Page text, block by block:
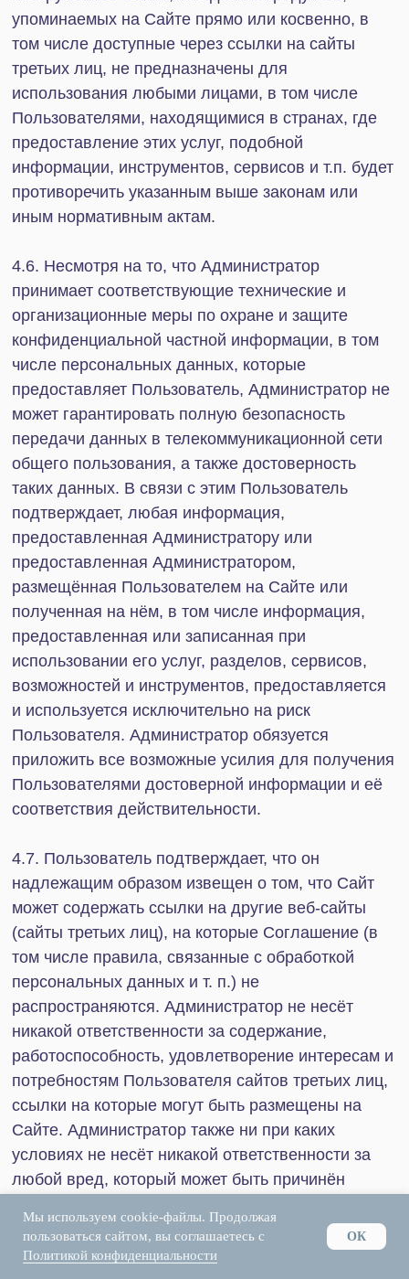
Нажимая на кнопку, я даюсогласие на обработку
персональных данных в соответствии сПолитикой
конфиденциальности
Начать сотрудничество
Упростите ведение
бизнеса для себя и своих
сотрудников
с вами в ближайшее время и
обсудим детали вашего вопроса.
Мы используем cookie-файлы. Продолжая
пользоваться сайтом, вы соглашаетесь с
Политикой конфиденциальности
ОК
Услуги
Битрикс24
1С
Интеграция Битрикс24 и 1С
О компании
О нас
Контакты
Блог
Акции
Кейсы
Тех. поддержка
HRM-система
AI-система аналитики звонков
Битрикс24 Маркетплейс